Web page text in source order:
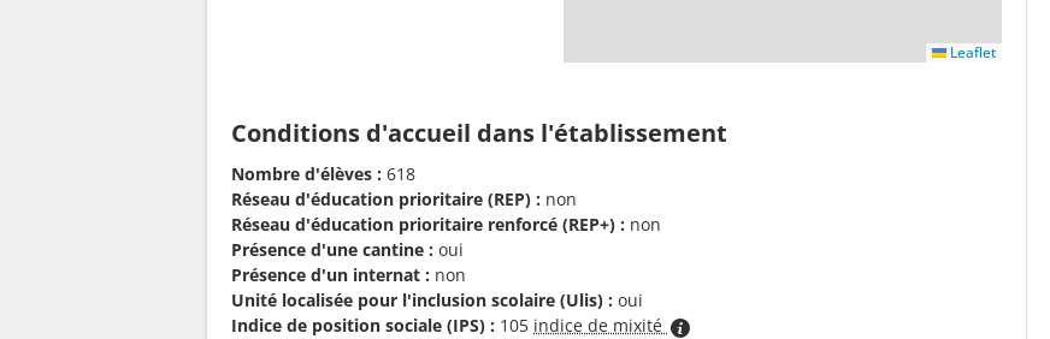
Leaflet
Conditions d'accueil dans l'établissement
Nombre d'élèves : 618
Réseau d'éducation prioritaire (REP) : non
Réseau d'éducation prioritaire renforcé (REP+) : non
Présence d'une cantine : oui
Présence d'un internat : non
Unité localisée pour l'inclusion scolaire (Ulis) : oui
Indice de position sociale (IPS) : 105 indice de mixité